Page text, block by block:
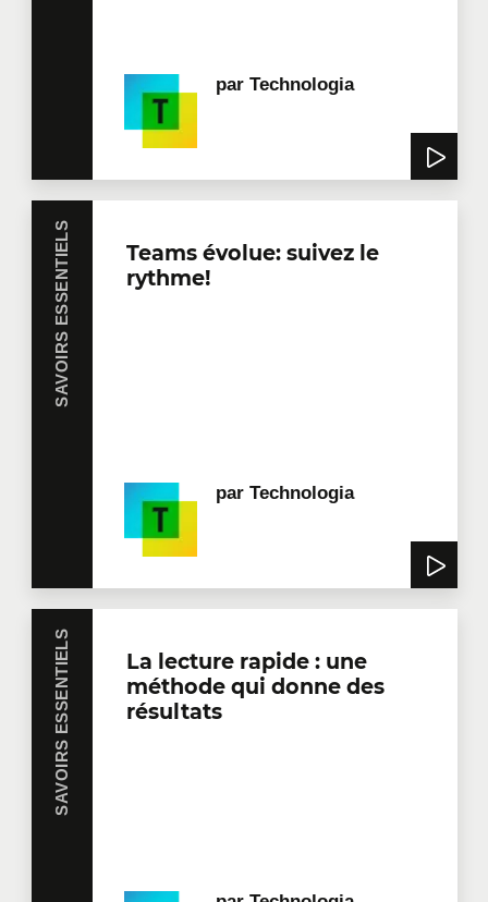
parTechnologia
SAVOIRS ESSENTIELS
Teams évolue: suivez le
rythme!
parTechnologia
SAVOIRS ESSENTIELS
La lecture rapide : une
méthode qui donne des
résultats